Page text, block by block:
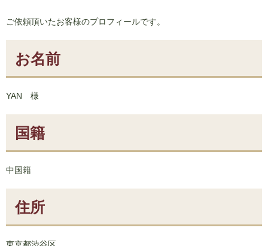
ご依頼頂いたお客様のプロフィールです。
お名前
YAN 様
国籍
中国籍
住所